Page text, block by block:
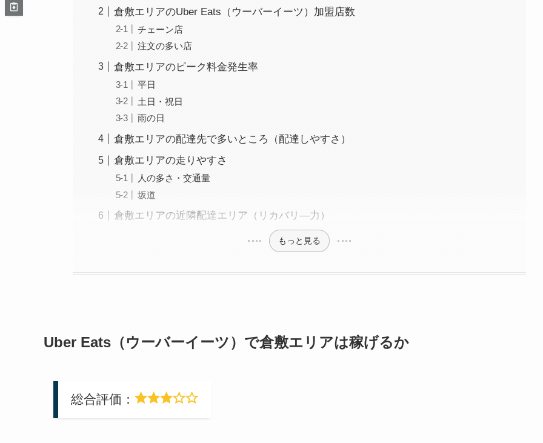
倉敷エリアのUber Eats（ウーバーイーツ）加盟店数
チェーン店
注文の多い店
倉敷エリアのピーク料金発生率
平日
土日・祝日
雨の日
倉敷エリアの配達先で多いところ（配達しやすさ）
倉敷エリアの走りやすさ
人の多さ・交通量
坂道
倉敷エリアの近隣配達エリア（リカバリ―力）
もっと見る
Uber Eats（ウーバーイーツ）で倉敷エリアは稼げるか
総合評価：